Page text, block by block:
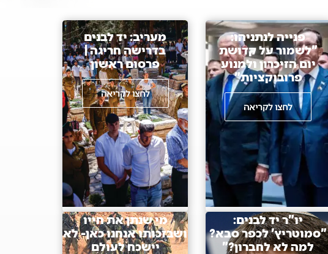
פנייה לנתניהו:
"לשמור על קדושת
יום הזיכרון ולמנוע
פרובוקציות"
לחצו לקריאה
מעריב: יד לבנים
בדרישה חריגה |
פרסום ראשון
לחצו לקריאה
יו"ר יד לבנים:
"סמוטריץ' לכפר סבא?
למה לא לחברון?"
מי שנתן את חייו
ושבזכותו אנחנו כאן- לא
יישכח לעולם